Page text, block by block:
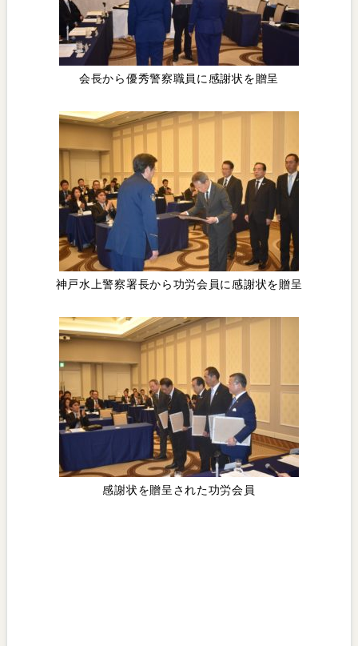
会長から優秀警察職員に感謝状を贈呈
神戸水上警察署長から功労会員に感謝状を贈呈
感謝状を贈呈された功労会員